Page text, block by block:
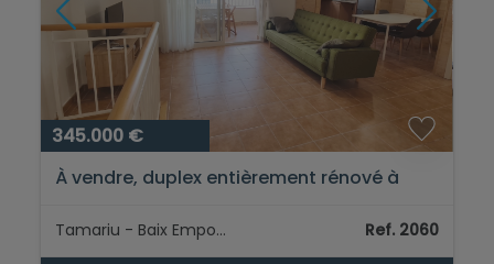
345.000 €
À vendre, duplex entièrement rénové à
Tamariu - Baix Empordà Ref. 2060